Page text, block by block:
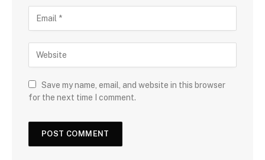
Save my name, email, and website in this browser
for the next time I comment.